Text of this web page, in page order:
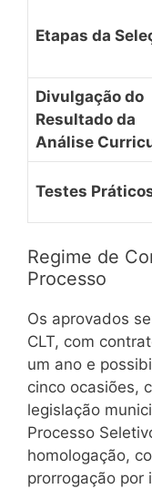
Etapas da
Divulgação do
Resultado da
Análise
Testes
Regime de
Processo
Os aprovados
CLT, com
um ano e
cinco ocasiões,
legislação
Processo
homologação,
prorrogação por